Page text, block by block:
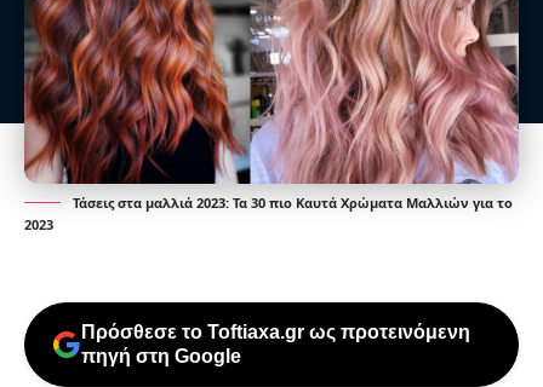
Τάσεις στα μαλλιά 2023: Τα 30 πιο Καυτά Χρώματα Μαλλιών για το
2023
Πρόσθεσε το Toftiaxa.gr ως προτεινόμενη
πηγή στη Google